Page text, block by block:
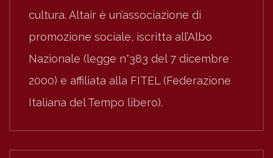
cultura. Altair è un’associazione di
promozione sociale, iscritta all’Albo
Nazionale (legge n°383 del 7 dicembre
2000) e affiliata alla FITEL (Federazione
Italiana del Tempo libero).